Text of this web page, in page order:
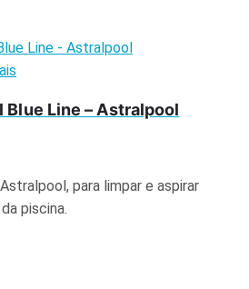
Blue Line – Astralpool
para limpar e aspirar
piscina.